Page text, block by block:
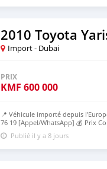
2010 Toyota
Import - Dubai
PRIX
KMF 600 000
📍 Véhicule importé depuis
76 19 [Appel/WhatsApp] 💰 Prix
expédition, 70% à l’arrivée
Publié il y a 8 jours